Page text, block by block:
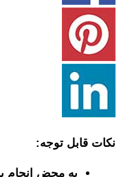
نکات قابل توجه:
به محض انجام